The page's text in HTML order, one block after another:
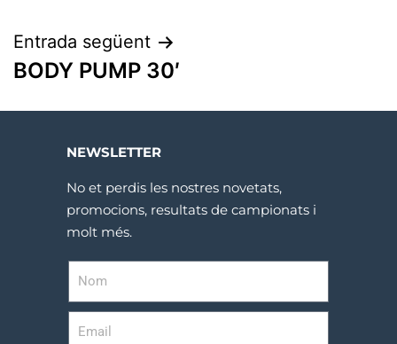
Entrada següent
BODY PUMP 30′
NEWSLETTER
No et perdis les nostres novetats,
promocions, resultats de campionats i
molt més.